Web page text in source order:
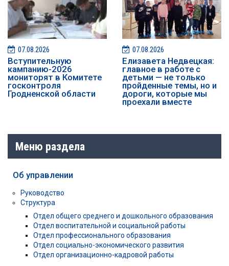
07.08.2026
️️Вступительную
кампанию-2026
мониторят в Комитете
госконтроля
Гродненской области
07.08.2026
Елизавета Недвецкая:
главное в работе с
детьми — не только
пройденные темы, но и
дороги, которые мы
проехали вместе
Меню раздела
Об управлении
Руководство
Структура
Отдел общего среднего и дошкольного образования
Отдел воспитательной и социальной работы
Отдел профессионального образования
Отдел социально-экономического развития
Отдел организационно-кадровой работы